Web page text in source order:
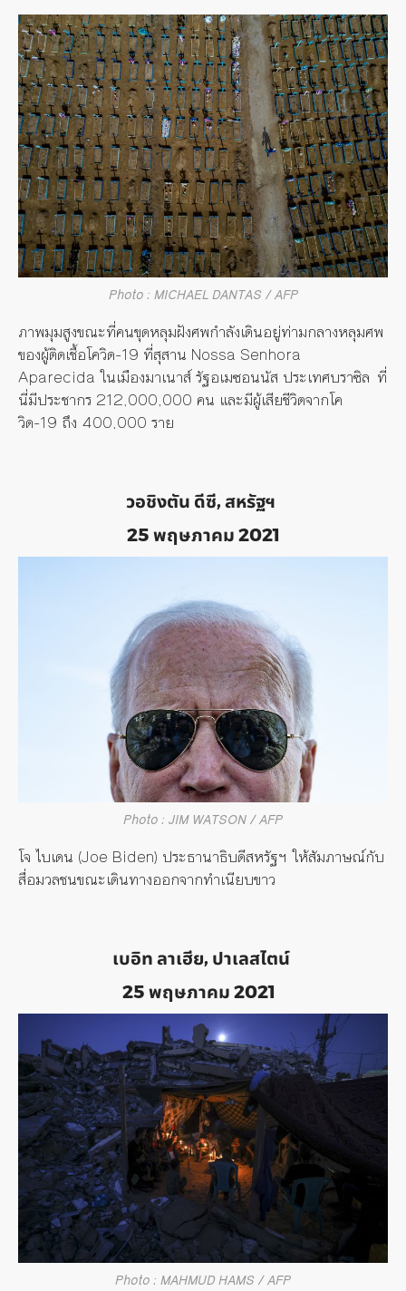
Photo : MICHAEL DANTAS / AFP
ภาพมุมสูงขณะที่คนขุดหลุมฝังศพกำลังเดินอยู่ท่ามกลางหลุมศพ
ของผู้ติดเชื้อโควิด-19 ที่สุสาน Nossa Senhora
Aparecida ในเมืองมาเนาส์ รัฐอเมซอนนัส ประเทศบราซิล ที่
นี่มีประชากร 212,000,000 คน และมีผู้เสียชีวิตจากโค
วิด-19 ถึง 400,000 ราย
วอชิงตัน ดีซี, สหรัฐฯ
25 พฤษภาคม 2021
Photo : JIM WATSON / AFP
โจ ไบเดน (Joe Biden) ประธานาธิบดีสหรัฐฯ ให้สัมภาษณ์กับ
สื่อมวลชนขณะเดินทางออกจากทำเนียบขาว
เบอิท ลาเฮีย, ปาเลสไตน์
25 พฤษภาคม 2021
Photo : MAHMUD HAMS / AFP